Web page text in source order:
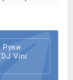
Vini